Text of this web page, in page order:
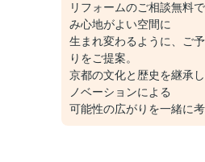
リフォームのご相談無料
み心地がよい空間に
生まれ変わるように、ご
りをご提案。
京都の文化と歴史を継承
ノベーションによる
可能性の広がりを一緒に